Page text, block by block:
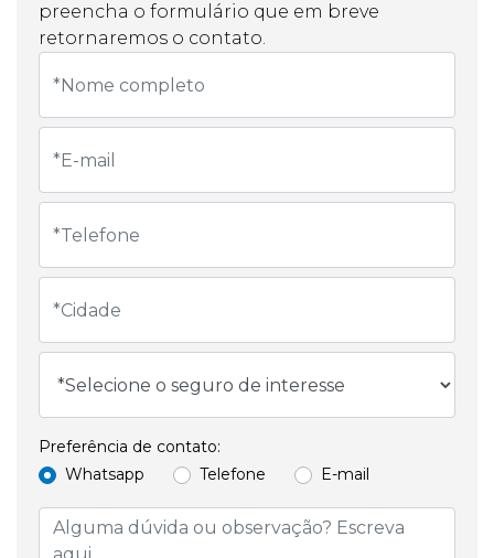
preencha o formulário que em breve
retornaremos o contato.
Preferência de contato:
Whatsapp
Telefone E-mail